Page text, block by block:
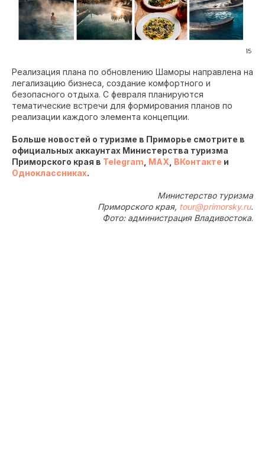
Реализация плана по обновлению Шаморы направлена на
легализацию бизнеса, создание комфортного и
безопасного отдыха. С февраля планируются
тематические встречи для формирования планов по
реализации каждого элемента концепции.
Больше новостей о туризме в Приморье смотрите в
официальных аккаунтах Министерства туризма
Приморского края в Telegram MAX ВКонтакте и
Одноклассниках.
Министерство туризма
Приморского края, tour@primorsky.ru.
Фото: администрация Владивостока.